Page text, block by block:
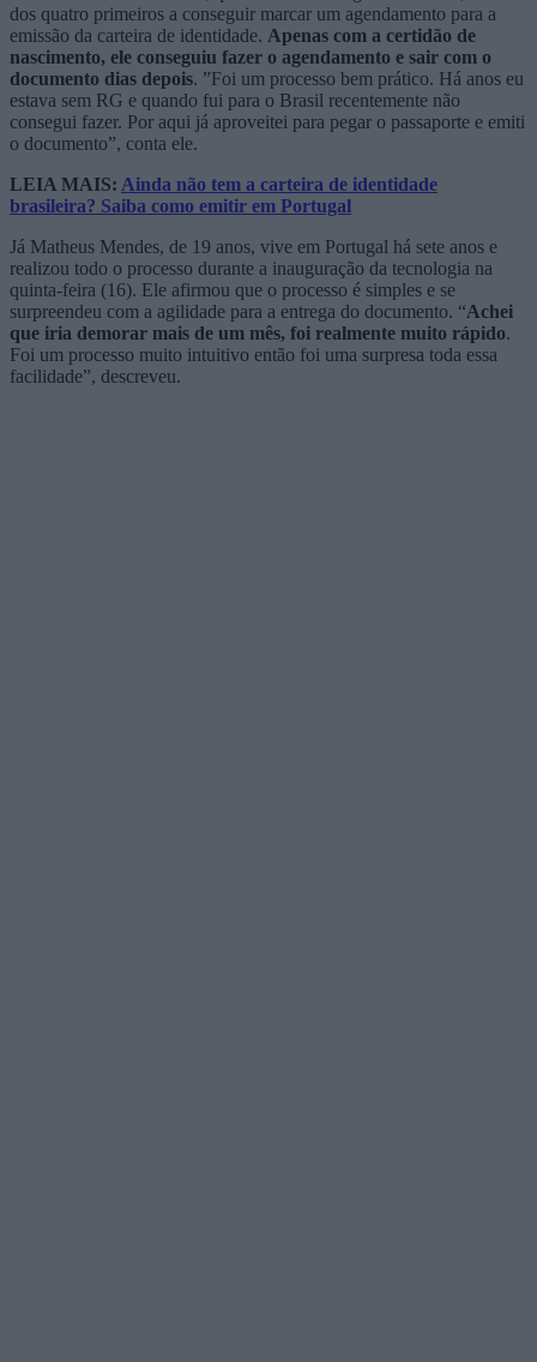
dos quatro primeiros a conseguir marcar um agendamento para a
emissão da carteira de identidade. Apenas com a certidão de
nascimento, ele conseguiu fazer o agendamento e sair com o
documento dias depois. ”Foi um processo bem prático. Há anos eu
estava sem RG e quando fui para o Brasil recentemente não
consegui fazer. Por aqui já aproveitei para pegar o passaporte e emiti
o documento”, conta ele.
LEIA MAIS: Ainda não tem a carteira de identidade
brasileira? Saiba como emitir em Portugal
Já Matheus Mendes, de 19 anos, vive em Portugal há sete anos e
realizou todo o processo durante a inauguração da tecnologia na
quinta-feira (16). Ele afirmou que o processo é simples e se
surpreendeu com a agilidade para a entrega do documento. “Achei
que iria demorar mais de um mês, foi realmente muito rápido.
Foi um processo muito intuitivo então foi uma surpresa toda essa
facilidade”, descreveu.